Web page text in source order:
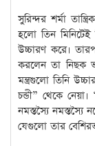
সুরিন্দর শর্মা
হলো তিন মিনিটেই
উচ্চারণ করে।
করলেন তা নিছক
মন্ত্রগুলো তিনি
চন্ডী” থেকে
নমস্তস্যৈ নমস্তস্যৈ
যেগুলো তার